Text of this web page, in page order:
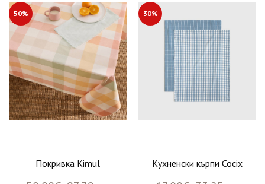
50%
Покривка Kimul
30%
Кухненски кърпи Cocix